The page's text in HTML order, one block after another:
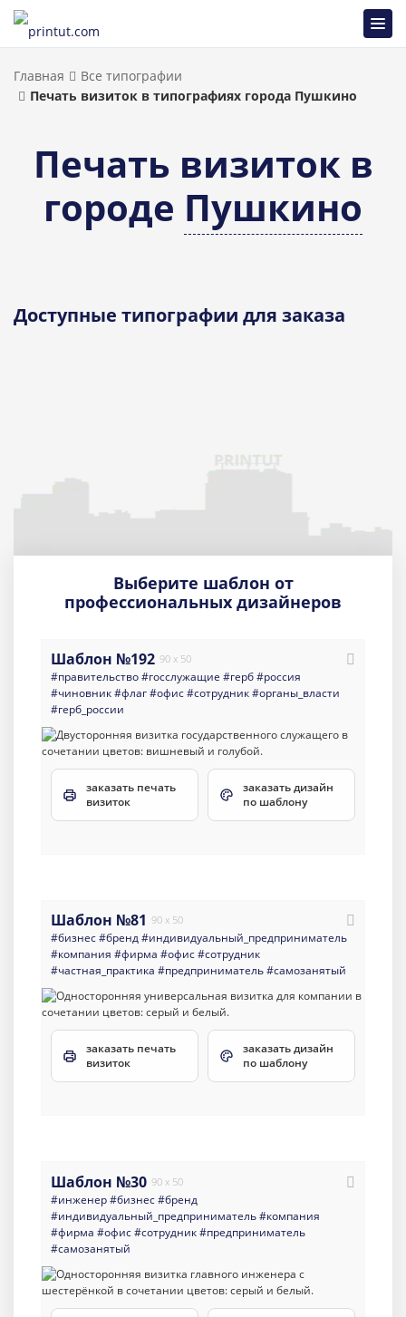
Главная
Все типографии
Печать визиток в типографиях города Пушкино
Печать визиток в
городе Пушкино
Доступные типографии для заказа
Выберите шаблон от
профессиональных дизайнеров
Шаблон №192 90 x 50
#правительство#госслужащие #герб#россия
#чиновник#флаг#офис#сотрудник#органы_власти
#герб_россии
заказать печать
визиток
заказать дизайн
по шаблону
Шаблон №81 90 x 50
#бизнес#бренд#индивидуальный_предприниматель
#компания #фирма #офис#сотрудник
#частная_практика #предприниматель#самозанятый
заказать печать
визиток
заказать дизайн
по шаблону
Шаблон №30 90 x 50
#инженер#бизнес#бренд
#индивидуальный_предприниматель#компания
#фирма #офис#сотрудник#предприниматель
#самозанятый